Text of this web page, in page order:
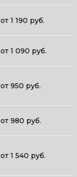
от 1 190 руб.
от 1 090 руб.
от 950 руб.
от 980 руб.
от 1 540 руб.